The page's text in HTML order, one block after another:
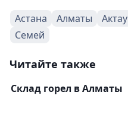
Астана Алматы Актау
Семей
Читайте также
Склад горел в Алматы